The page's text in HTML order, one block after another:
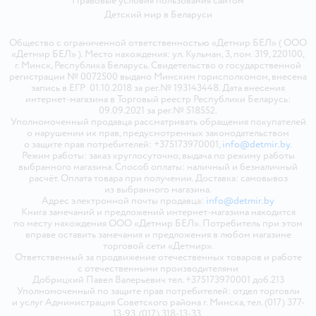
Детский мир в Беларуси
Общество с ограниченной ответственностью «Детмир БЕЛ» ( ООО
«Детмир БЕЛ» ). Место нахождения: ул. Кульман, 3, пом. 319, 220100,
г. Минск, Республика Беларусь. Свидетельство о государственной
регистрации № 0072500 выдано Минским горисполкомом, внесена
запись в ЕГР 01.10.2018 за рег.№ 193143448. Дата внесения
интернет-магазина в Торговый реестр Республики Беларусь:
09.09.2021 за рег.№ 518552.
Уполномоченный продавца рассматривать обращения покупателей
о нарушении их прав, предусмотренных законодательством
о защите прав потребителей: +375173970001, info@detmir.by.
Режим работы: заказ круглосуточно, выдача по режиму работы
выбранного магазина. Способ оплаты: наличный и безналичный
расчёт. Оплата товара при получении. Доставка: самовывоз
из выбранного магазина.
Адрес электронной почты продавца: info@detmir.by
Книга замечаний и предложений интернет-магазина находится
по месту нахождения ООО «Детмир БЕЛ». Потребитель при этом
вправе оставить замечания и предложения в любом магазине
торговой сети «Детмир».
Ответственный за продвижение отечественных товаров и работе
с отечественными производителями
Добрицкий Павел Валерьевич тел. +375173970001 доб.213
Уполномоченный по защите прав потребителей: отдел торговли
и услуг Администрация Советского района г. Минска, тел. (017) 377-
13-93, (017) 318-13-33.